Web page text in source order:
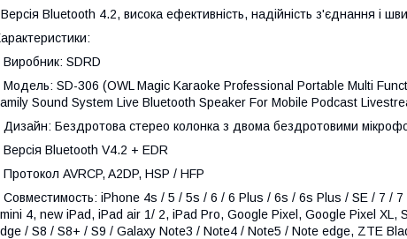
Bluetooth 4.2, висока ефективність, надійність з'єднання і
Виробник: SDRD
Модель: SD-306 (OWL Magic Karaoke Professional Portable Multi
Sound System Live Bluetooth Speaker For Mobile Podcast
Дизайн: Бездротова стерео колонка з двома бездротовими
Версія Bluetooth V4.2 + EDR
Протокол AVRCP, A2DP, HSP / HFP
Совместимость: iPhone 4s / 5 / 5s / 6 / 6 Plus / 6s / 6s Plus / SE / 7 /
4, new iPad, iPad air 1/ 2, iPad Pro, Google Pixel, Google Pixel XL,
/ S8 / S8+ / S9 / Galaxy Note3 / Note4 / Note5 / Note edge, ZTE